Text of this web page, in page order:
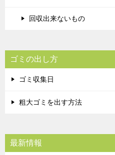
回収出来ないもの
ゴミの出し方
ゴミ収集日
粗大ゴミを出す方法
最新情報